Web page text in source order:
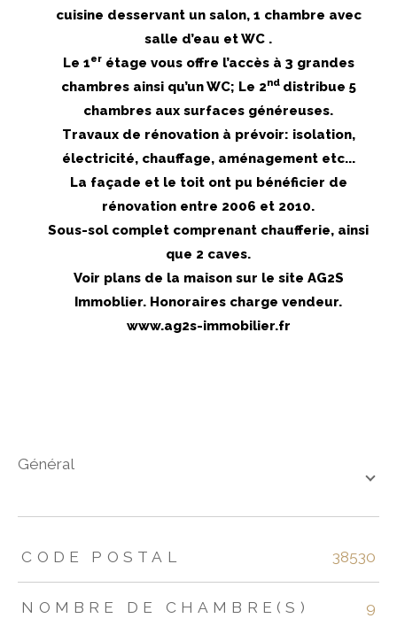
cuisine desservant un salon, 1 chambre avec
salle d’eau et WC .
Le 1erétage vous offre l’accès à 3 grandes
chambres ainsi qu’un WC; Le 2nd distribue 5
chambres aux surfaces généreuses.
Travaux de rénovation à prévoir: isolation,
électricité, chauffage, aménagement etc...
La façade et le toit ont pu bénéficier de
rénovation entre 2006 et 2010.
Sous-sol complet comprenant chaufferie, ainsi
que 2 caves.
Voir plans de la maison sur le site AG2S
Immoblier. Honoraires charge vendeur.
www.ag2s-immobilier.fr
général
TRAD_ZEPHYR_Caracteristique TRAD_ZEPHYR_Valeurs
CODE POSTAL 38530
NOMBRE DE CHAMBRE(S) 9